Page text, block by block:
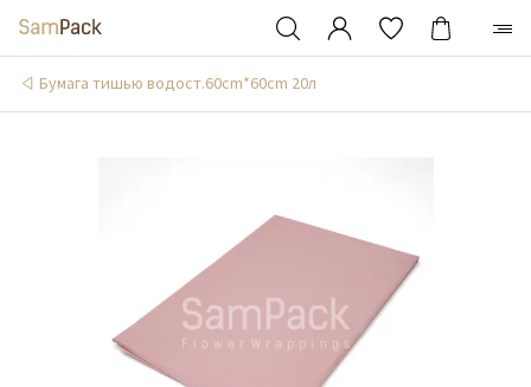
Бумага тишью водост.60cm*60cm 20л